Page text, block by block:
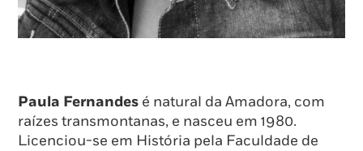
Paula Fernandes é natural da Amadora, com
raízes transmontanas, e nasceu em 1980.
Licenciou-se em História pela Faculdade de